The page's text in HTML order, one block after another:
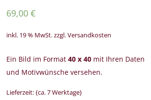
Taufgeschenk handgemalt
69,00 €
inkl. 19 % MwSt.zzgl. Versandkosten
Ein Bild im Format 40 x 40mit Ihren Daten
und Motivwünsche versehen.
Lieferzeit: {ca. 7 Werktage}